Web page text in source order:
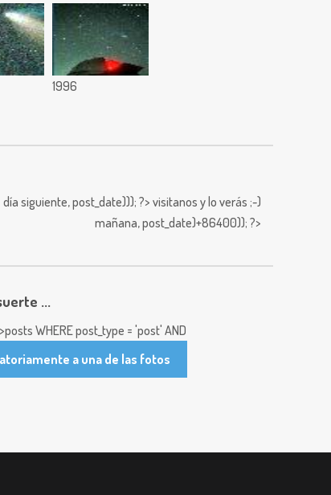
1996
día siguiente,post_date))); ?> visitanos y lo verás ;-)
mañana,post_date)+86400)); ?>
...
WHERE post_type = 'post' AND
a una de las fotos